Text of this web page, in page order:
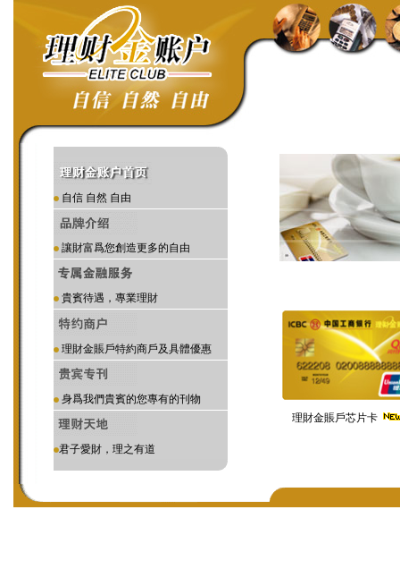
自信 自然 自由
讓財富爲您創造更多的自由
貴賓待遇，專業理財
理財金賬戶特約商戶及具體優惠
身爲我們貴賓的您專有的刊物
君子愛財，理之有道
理財金賬戶芯片卡